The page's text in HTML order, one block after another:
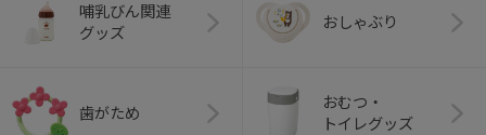
哺乳びん関連
グッズ
おしゃぶり
歯がため
おむつ・
トイレグッズ